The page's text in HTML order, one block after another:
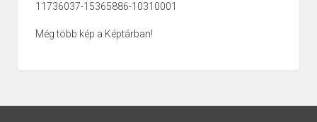
11736037-15365886-10310001
Még több kép a Képtárban!